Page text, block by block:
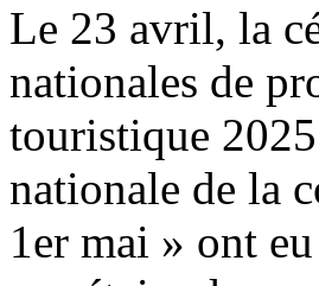
Le 23 avril, la
nationales de
touristique
nationale de la
1er mai » ont